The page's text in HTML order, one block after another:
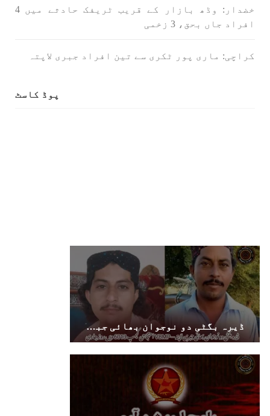
خضدار: وڈھ بازار کے قریب ٹریفک حادثے میں 4
افراد جاں بحق، 3 زخمی
کراچی: ماری پور ٹکری سے تین افراد جبری لاپتہ
پوڈ کاسٹ
ڈیرہ بگٹی دو نوجوان بھائی جبری لاپتہ — VBMP احتجاجی کیمپ 6013 ویں روز جاری